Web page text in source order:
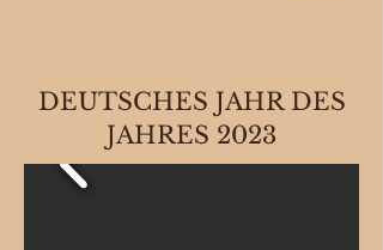
DEUTSCHES JAHR DES
JAHRES 2023